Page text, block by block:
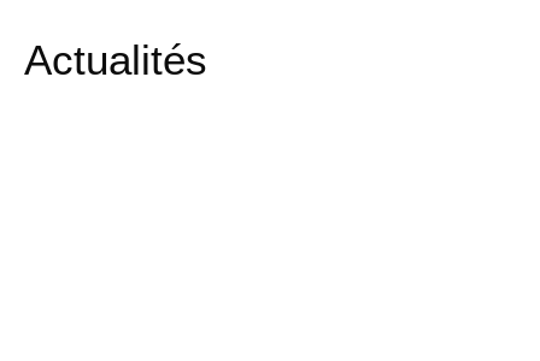
Actualités